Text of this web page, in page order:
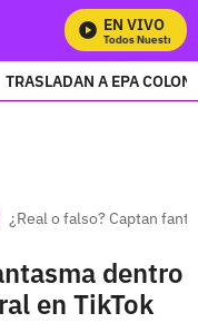
EN VIVO
Mira Todos Nuestros
TRASLADAN A EPA
¿Real o falso? Captan
dentro
en TikTok